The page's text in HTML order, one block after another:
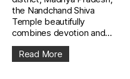
the Nandchand Shiva
Temple beautifully
combines devotion and...
Read More